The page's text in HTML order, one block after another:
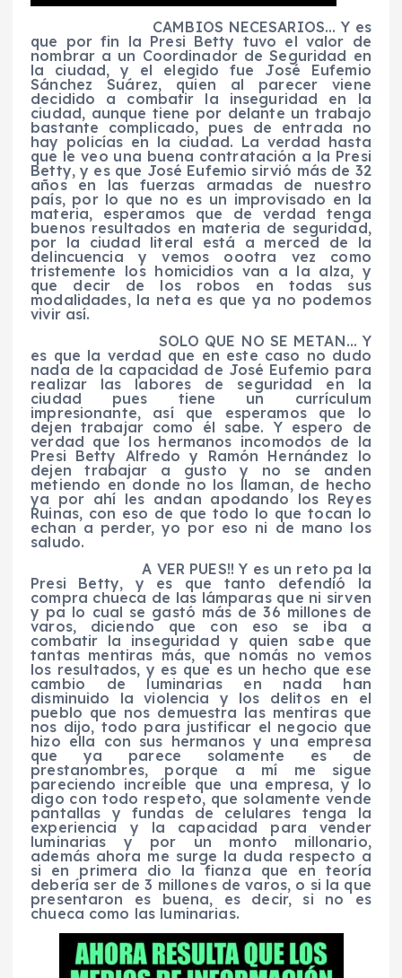
CAMBIOS NECESARIOS… Y es
que por fin la Presi Betty tuvo el valor de
nombrar a un Coordinador de Seguridad en
la ciudad, y el elegido fue José Eufemio
Sánchez Suárez, quien al parecer viene
decidido a combatir la inseguridad en la
ciudad, aunque tiene por delante un trabajo
bastante complicado, pues de entrada no
hay policías en la ciudad. La verdad hasta
que le veo una buena contratación a la Presi
Betty, y es que José Eufemio sirvió más de 32
años en las fuerzas armadas de nuestro
país, por lo que no es un improvisado en la
materia, esperamos que de verdad tenga
buenos resultados en materia de seguridad,
por la ciudad literal está a merced de la
delincuencia y vemos oootra vez como
tristemente los homicidios van a la alza, y
que decir de los robos en todas sus
modalidades, la neta es que ya no podemos
vivir así.
SOLO QUE NO SE METAN… Y
es que la verdad que en este caso no dudo
nada de la capacidad de José Eufemio para
realizar las labores de seguridad en la
ciudad pues tiene un currículum
impresionante, así que esperamos que lo
dejen trabajar como él sabe. Y espero de
verdad que los hermanos incomodos de la
Presi Betty Alfredo y Ramón Hernández lo
dejen trabajar a gusto y no se anden
metiendo en donde no los llaman, de hecho
ya por ahí les andan apodando los Reyes
Ruinas, con eso de que todo lo que tocan lo
echan a perder, yo por eso ni de mano los
saludo.
A VER PUES!! Y es un reto pa la
Presi Betty, y es que tanto defendió la
compra chueca de las lámparas que ni sirven
y pa lo cual se gastó más de 36 millones de
varos, diciendo que con eso se iba a
combatir la inseguridad y quien sabe que
tantas mentiras más, que nomás no vemos
los resultados, y es que es un hecho que ese
cambio de luminarias en nada han
disminuido la violencia y los delitos en el
pueblo que nos demuestra las mentiras que
nos dijo, todo para justificar el negocio que
hizo ella con sus hermanos y una empresa
que ya parece solamente es de
prestanombres, porque a mí me sigue
pareciendo increíble que una empresa, y lo
digo con todo respeto, que solamente vende
pantallas y fundas de celulares tenga la
experiencia y la capacidad para vender
luminarias y por un monto millonario,
además ahora me surge la duda respecto a
si en primera dio la fianza que en teoría
debería ser de 3 millones de varos, o si la que
presentaron es buena, es decir, si no es
chueca como las luminarias.